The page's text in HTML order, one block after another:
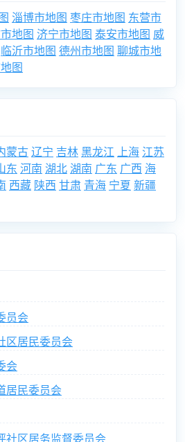
淄博市地图 枣庄市地图 东营市
地图 济宁市地图 泰安市地图 威
临沂市地图 德州市地图 聊城市地
图
蒙古辽宁 吉林黑龙江 上海 江苏
东 河南 湖北湖南 广东 广西 海
西藏 陕西 甘肃 青海 宁夏 新疆
员会
区居民委员会
会
居民委员会
社区居务监督委员会